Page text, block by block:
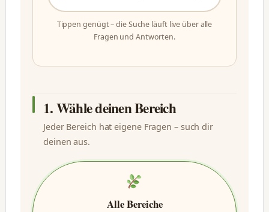
Tippen genügt – die Suche läuft live über alle
Fragen und Antworten.
1. Wähle deinen Bereich
Jeder Bereich hat eigene Fragen – such dir
deinen aus.
Alle Bereiche